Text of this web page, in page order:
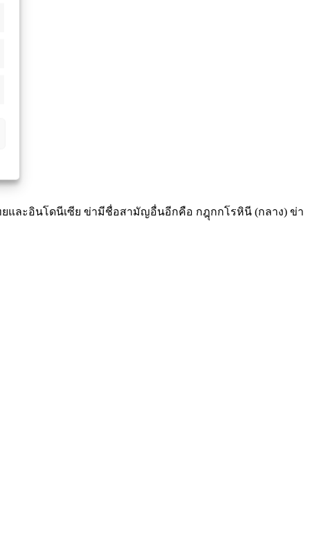
ยและอินโดนีเซีย ข่ามีชื่อสามัญอื่นอีกคือ กฎุกกโรหินี (กลาง) ข่า